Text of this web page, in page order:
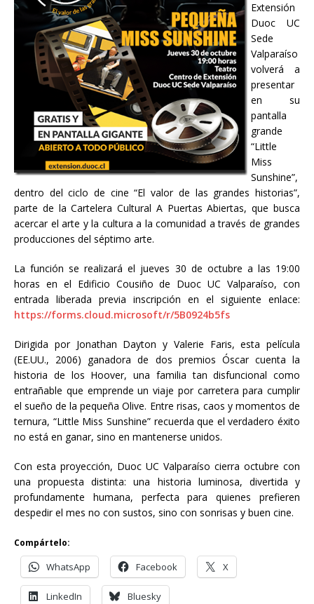
Extensión
Duoc UC
Sede
Valparaíso
volverá a
presentar
en su
pantalla
grande
“Little
Miss
Sunshine”,
dentro del ciclo de cine “El valor de las grandes historias”,
parte de la Cartelera Cultural A Puertas Abiertas, que busca
acercar el arte y la cultura a la comunidad a través de grandes
producciones del séptimo arte.
La función se realizará el jueves 30 de octubre a las 19:00
horas en el Edificio Cousiño de Duoc UC Valparaíso, con
entrada liberada previa inscripción en el siguiente enlace:
https://forms.cloud.microsoft/r/5B0924b5fs
Dirigida por Jonathan Dayton y Valerie Faris, esta película
(EE.UU., 2006) ganadora de dos premios Óscar cuenta la
historia de los Hoover, una familia tan disfuncional como
entrañable que emprende un viaje por carretera para cumplir
el sueño de la pequeña Olive. Entre risas, caos y momentos de
ternura, “Little Miss Sunshine” recuerda que el verdadero éxito
no está en ganar, sino en mantenerse unidos.
Con esta proyección, Duoc UC Valparaíso cierra octubre con
una propuesta distinta: una historia luminosa, divertida y
profundamente humana, perfecta para quienes prefieren
despedir el mes no con sustos, sino con sonrisas y buen cine.
Compártelo:
WhatsApp Facebook X
LinkedIn Bluesky